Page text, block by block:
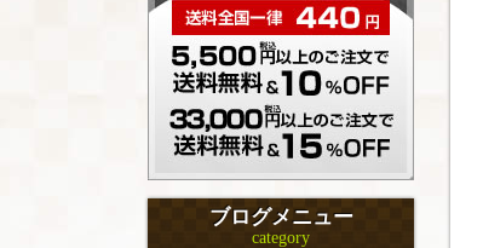
ブログメニュー
category